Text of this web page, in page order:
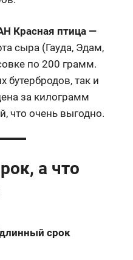
Красная птица —
сыра (Гауда, Эдам,
по 200 грамм.
бутербродов, так и
за килограмм
что очень выгодно.
а что
срок